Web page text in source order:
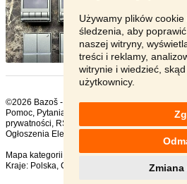
Używamy plików
śledzenia, aby
naszej witryny,
treści i reklamy,
witrynie i wiedzieć,
użytkownicy.
LCD marki ABB
Zagranica - 00-000
W tekście
©2026 Bazoš -
sprzedam, ogłoszenia
Pomoc, Pytania
prywatności, RSS
Ogłoszenia Elektronika ogółem:
Mapa kategorii
Popularne wyszukiwania
Kraje: Polska, Czechy Austria